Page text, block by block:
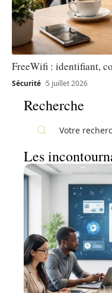
FreeWifi : identifiant,
Sécurité 5 juillet 2026
Recherche
Les